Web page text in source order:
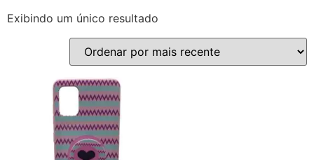
Exibindo um único resultado